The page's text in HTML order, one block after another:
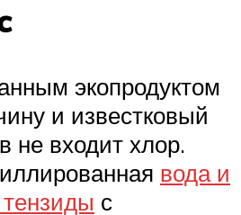
экопродуктом
и известковый
не входит хлор.
вода и
с